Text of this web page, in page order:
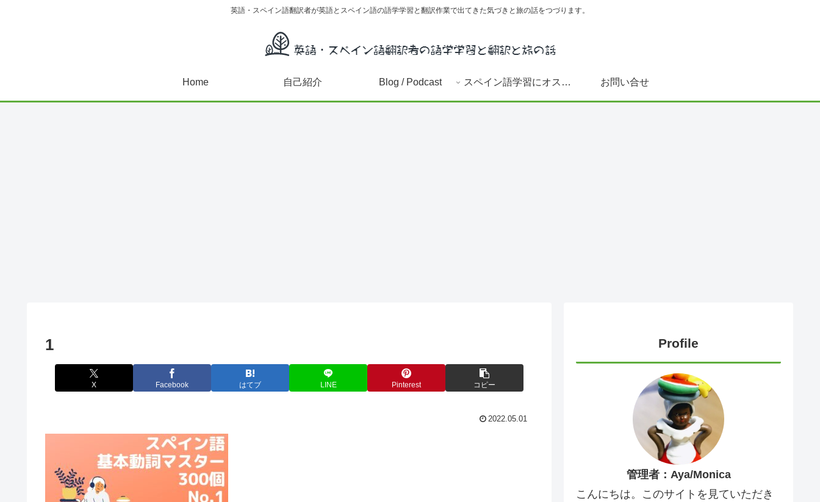
英語・スペイン語翻訳者が英語とスペイン語の語学学習と翻訳作業で出てきた気づきと旅の話をつづります。
Home 自己紹介 Blog / Podcast スペイン語学習にオススメ書籍(文法～DELE対策まで) お問い合せ
1
X Facebook はてブ LINE Pinterest コピー
2022.05.01
Profile
管理者：Aya/Monica
こんにちは。このサイトを見ていただき